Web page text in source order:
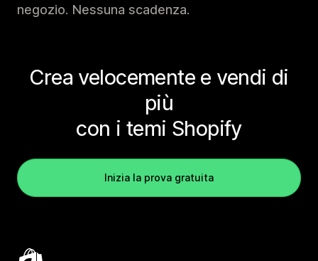
negozio. Nessuna scadenza.
Crea velocemente e vendi di
più
con i temi Shopify
Inizia la prova gratuita